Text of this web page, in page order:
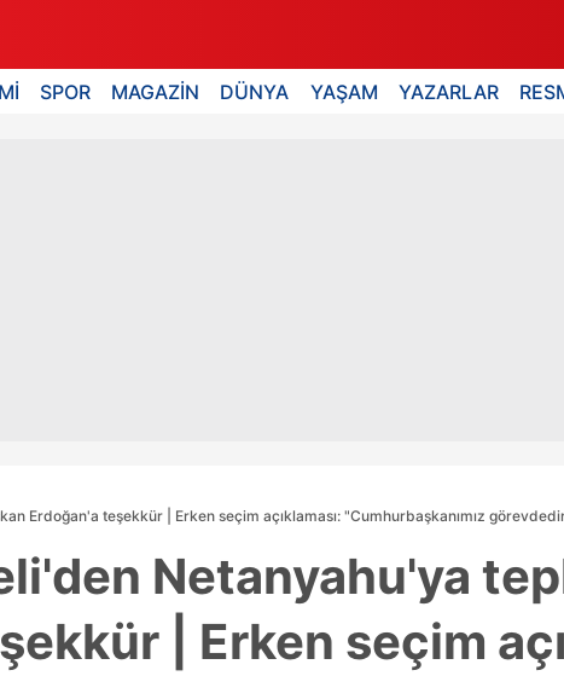
SPOR MAGAZİN DÜNYA YAŞAM YAZARLAR
Erdoğan'a teşekkür | Erken seçim açıklaması: "Cumhurbaşkanımız
Netanyahu'ya
| Erken seçim